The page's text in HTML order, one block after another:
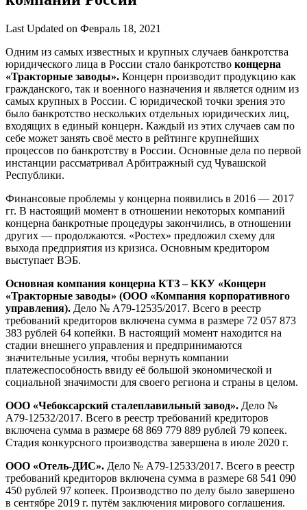
Last Updated on Февраль 18, 2021
Одним из самых известных и крупных случаев банкротства
юридического лица в России стало банкротство концерна
«Тракторные заводы». Концерн производит продукцию как
гражданского, так и военного назначения и является одним из
самых крупных в России. С юридической точки зрения это
было банкротство нескольких отдельных юридических лиц,
входящих в единый концерн. Каждый из этих случаев сам по
себе может занять своё место в рейтинге крупнейших
процессов по банкротству в России. Основные дела по первой
инстанции рассматривал Арбитражный суд Чувашской
Республики.
Финансовые проблемы у концерна появились в 2016 — 2017
гг. В настоящий момент в отношении некоторых компаний
концерна банкротные процедуры закончились, в отношении
других — продолжаются. «Ростех» предложил схему для
выхода предприятия из кризиса. Основным кредитором
выступает ВЭБ.
Основная компания концерна КТЗ – ККУ «Концерн
«Тракторные заводы» (ООО «Компания корпоративного
управления). Дело № А79-12535/2017. Всего в реестр
требований кредиторов включена сумма в размере 72 057 873
383 рублей 64 копейки. В настоящий момент находится на
стадии внешнего управления и предпринимаются
значительные усилия, чтобы вернуть компании
платежеспособность ввиду её большой экономической и
социальной значимости для своего региона и страны в целом.
ООО «Чебоксарский сталеплавильный завод». Дело №
А79-12532/2017. Всего в реестр требований кредиторов
включена сумма в размере 68 869 779 889 рублей 79 копеек.
Стадия конкурсного производства завершена в июле 2020 г.
ООО «Отель-ДИС». Дело № А79-12533/2017. Всего в реестр
требований кредиторов включена сумма в размере 68 541 090
450 рублей 97 копеек. Производство по делу было завершено
в сентябре 2019 г. путём заключения мирового соглашения.